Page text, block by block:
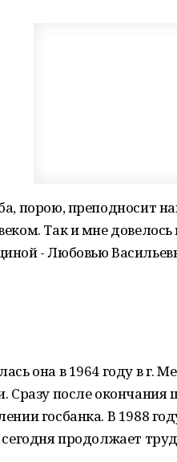
порою, преподносит
Так и мне
- Любовью
она в 1964 году в г.
Сразу после окончания
госбанка. В 1988
сегодня продолжает